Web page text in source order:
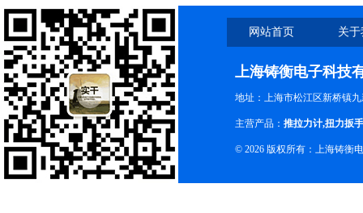
网站首页 关
上海铸衡电子科技
地址：上海市松江区新桥镇
主营产品： 推拉力计,扭力扳手
© 2026 版权所有：上海铸衡